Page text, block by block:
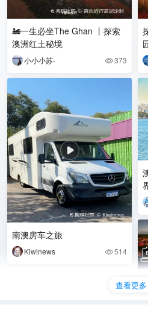
🚂一生必坐The Ghan 丨探索
澳洲红土秘境
小小小苏- 373
南澳房车之旅
Kiwinews 514
查看更多